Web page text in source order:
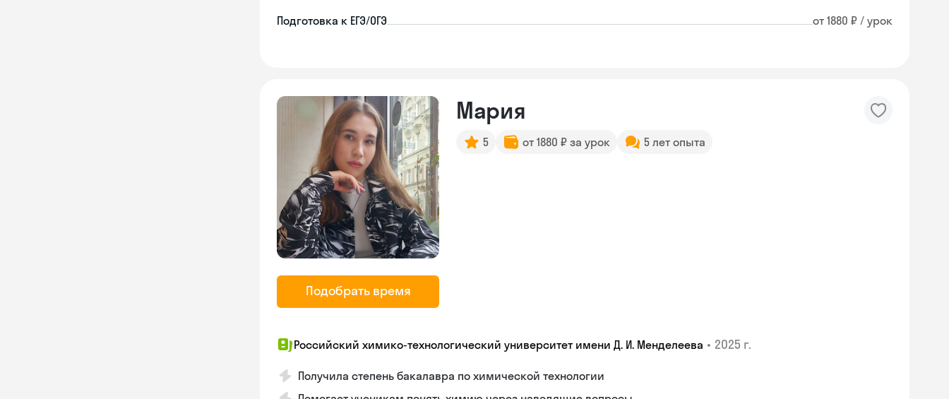
Подготовка к ЕГЭ/ОГЭ от 1880 ₽ / урок
Подобрать время
Мария
5 от 1880 ₽ за урок 5 лет опыта
Российский химико-технологический университет имени Д. И. Менделеева • 2025 г.
Получила степень бакалавра по химической технологии